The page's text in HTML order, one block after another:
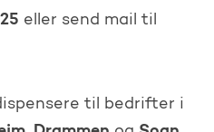
eller send mail til
til bedrifter i